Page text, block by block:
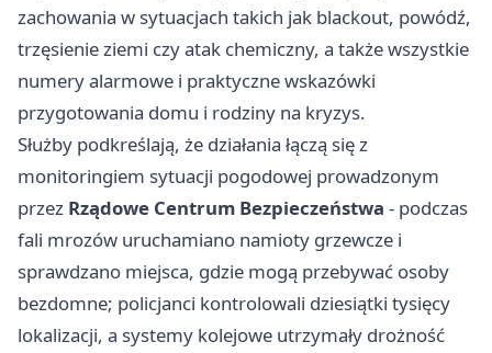
zachowania w sytuacjach takich jak blackout, powódź,
trzęsienie ziemi czy atak chemiczny, a także wszystkie
numery alarmowe i praktyczne wskazówki
przygotowania domu i rodziny na kryzys.
Służby podkreślają, że działania łączą się z
monitoringiem sytuacji pogodowej prowadzonym
przez Rządowe Centrum Bezpieczeństwa - podczas
fali mrozów uruchamiano namioty grzewcze i
sprawdzano miejsca, gdzie mogą przebywać osoby
bezdomne; policjanci kontrolowali dziesiątki tysięcy
lokalizacji, a systemy kolejowe utrzymały drożność